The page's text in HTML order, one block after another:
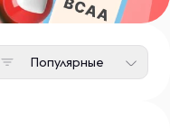
Популярные